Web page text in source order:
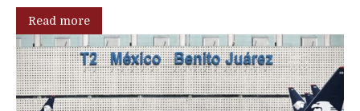
Read more